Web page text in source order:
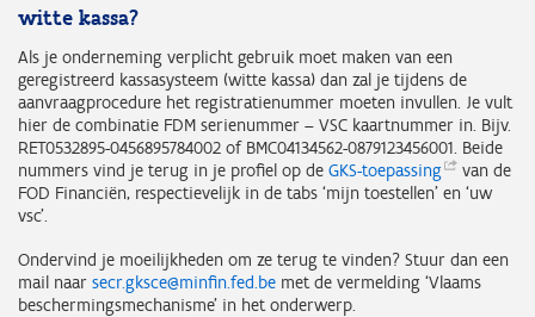
witte kassa?
Als je onderneming verplicht gebruik moet maken van een
geregistreerd kassasysteem (witte kassa) dan zal je tijdens de
aanvraagprocedure het registratienummer moeten invullen. Je vult
hier de combinatie FDM serienummer – VSC kaartnummer in. Bijv.
RET0532895-0456895784002 of BMC04134562-0879123456001. Beide
nummers vind je terug in je profiel op de GKS-toepassing
van de
FOD Financiën, respectievelijk in de tabs ‘mijn toestellen’ en ‘uw
vsc’.
Ondervind je moeilijkheden om ze terug te vinden? Stuur dan een
mail naar secr.gksce@minfin.fed.be met de vermelding ‘Vlaams
beschermingsmechanisme’ in het onderwerp.